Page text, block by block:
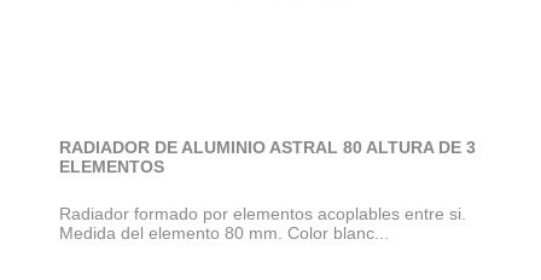
RADIADOR DE ALUMINIO ASTRAL 80 ALTURA DE 3
ELEMENTOS
Radiador formado por elementos acoplables entre si.
Medida del elemento 80 mm. Color blanc...